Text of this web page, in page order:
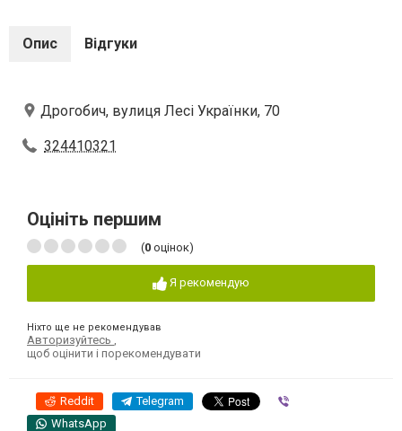
Опис Відгуки
Дрогобич, вулиця Лесі Українки, 70
324410321
Оцініть першим
(0 оцінок)
Я рекомендую
Ніхто ще не рекомендував
Авторизуйтесь
щоб оцінити і порекомендувати
Reddit Telegram
WhatsApp